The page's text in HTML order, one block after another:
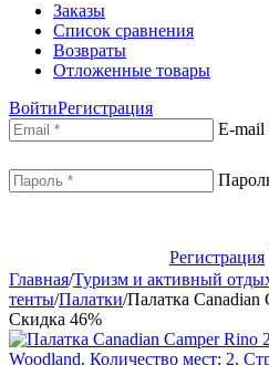
Заказы
Список сравнения
Возвраты
Отложенные товары
ВойтиРегистрация
E-mail
Регистрация
Главная/Туризм и активный
тенты/Палатки/Палатка Canadian
Скидка 46%